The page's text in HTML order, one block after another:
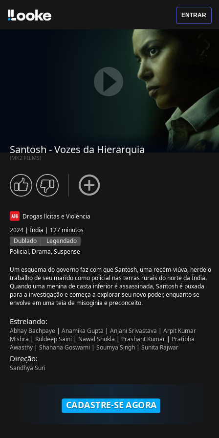
ENTRAR
Santosh - Vozes da Hierarquia
(MK2 FILMS)
Drogas lícitas e Violência
2024 | Índia | 127 minutos
Dublado
Legendado
Policial, Drama, Suspense
Um esquema do governo faz com que Santosh, uma recém-viúva, herde o
trabalho de seu marido como policial nas terras rurais do norte da Índia.
Quando uma menina de casta inferior é assassinada, Santosh é puxada
para a investigação e começa a explorar seu novo poder, enquanto se
envolve em uma teia de misoginia e preconceito.
Estrelando:
Abhay Bachpaye | Anamika Gupta | Anjani Srivastava | Arpit Kumar
Mishra | Kuldeep Saini | Nawal Shukla | Prashant Kumar | Pratibha
Awasthy | Shahana Goswami | Soumya Singh | Sunita Rajwar
Direção:
Sandhya Suri
CADASTRE-SE AGORA